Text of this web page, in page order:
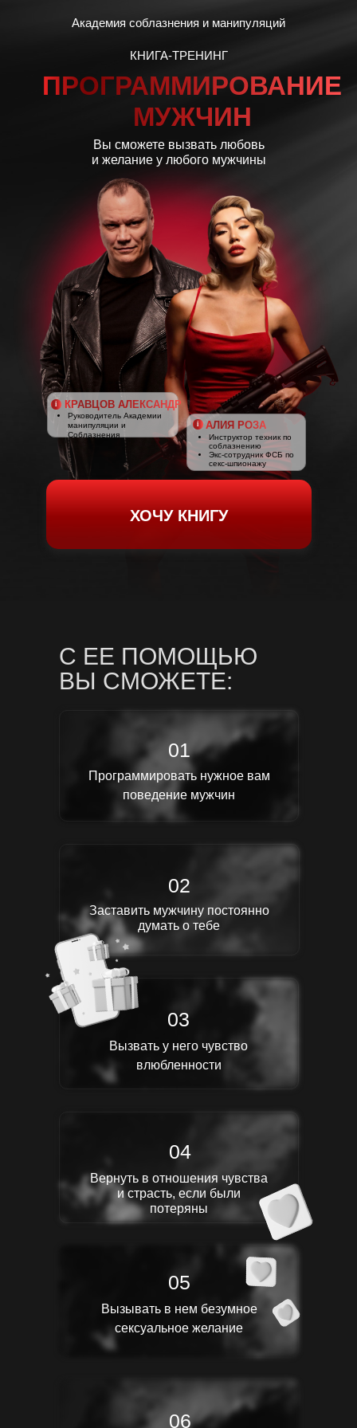
ПРОГРАММИРОВАНИЕ
МУЖЧИН
Вы сможете вызвать любовь
и желание у любого мужчины
Академия соблазнения и манипуляций
ХОЧУ КНИГУ
Инструктор техник по
соблазнению
Экс-сотрудник ФСБ по
секс-шпионажу
Руководитель Академии
манипуляции и
Соблазнения
АЛИЯ РОЗА
КРАВЦОВ АЛЕКСАНДР
i
i
КНИГА-ТРЕНИНГ
С ЕЕ ПОМОЩЬЮ
ВЫ СМОЖЕТЕ:
Программировать нужное вам
поведение мужчин
01
Заставить мужчину постоянно
думать о тебе
02
Вызвать у него чувство
влюбленности
03
Вернуть в отношения чувства
и страсть, если были
потеряны
04
Вызывать в нем безумное
сексуальное желание
05
06